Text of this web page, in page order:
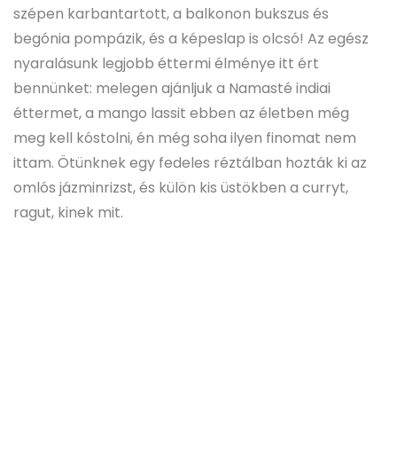
szépen karbantartott, a balkonon bukszus és
begónia pompázik, és a képeslap is olcsó! Az egész
nyaralásunk legjobb éttermi élménye itt ért
bennünket: melegen ajánljuk a Namasté indiai
éttermet, a mango lassit ebben az életben még
meg kell kóstolni, én még soha ilyen finomat nem
ittam. Ötünknek egy fedeles réztálban hozták ki az
omlós jázminrizst, és külön kis üstökben a curryt,
ragut, kinek mit.